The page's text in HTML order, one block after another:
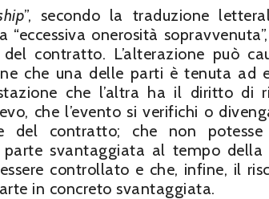
”, secondo la traduzione
“eccessiva onerosità
contratto. L’alterazione può
che una delle parti è tenuta ad
che l’altra ha il diritto di
che l’evento si verifichi o
del contratto; che non potesse
parte svantaggiata al tempo
controllato e che, infine, il
in concreto svantaggiata.